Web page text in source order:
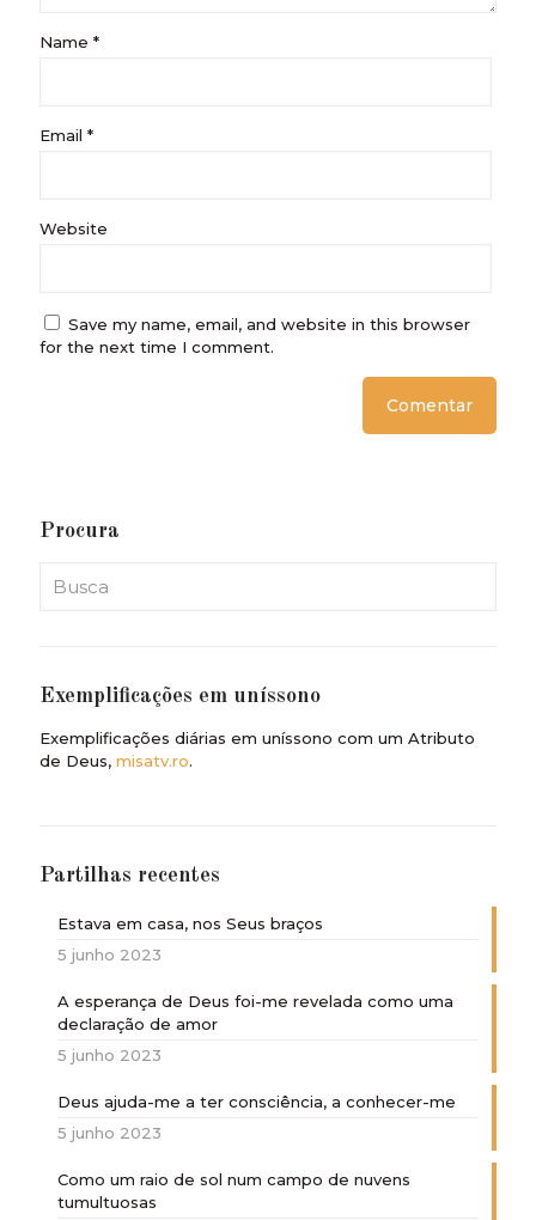
Name *
Email *
Website
Save my name, email, and website in this browser
for the next time I comment.
Procura
Exemplificações em uníssono
Exemplificações diárias em uníssono com um Atributo
de Deus, misatv.ro.
Partilhas recentes
Estava em casa, nos Seus braços
5 junho 2023
A esperança de Deus foi-me revelada como uma
declaração de amor
5 junho 2023
Deus ajuda-me a ter consciência, a conhecer-me
5 junho 2023
Como um raio de sol num campo de nuvens
tumultuosas